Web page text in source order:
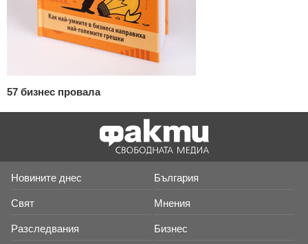
57 бизнес провала
Новините днес България
Свят Мнения
Разследвания Бизнес